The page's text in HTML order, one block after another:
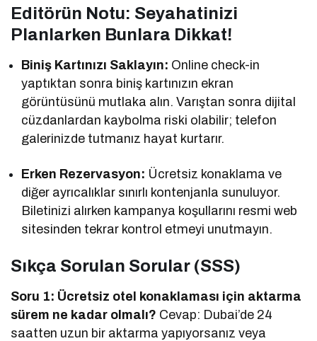
Editörün Notu: Seyahatinizi
Planlarken Bunlara Dikkat!
Biniş Kartınızı Saklayın: Online check-in
yaptıktan sonra biniş kartınızın ekran
görüntüsünü mutlaka alın. Varıştan sonra dijital
cüzdanlardan kaybolma riski olabilir; telefon
galerinizde tutmanız hayat kurtarır.
Erken Rezervasyon: Ücretsiz konaklama ve
diğer ayrıcalıklar sınırlı kontenjanla sunuluyor.
Biletinizi alırken kampanya koşullarını resmi web
sitesinden tekrar kontrol etmeyi unutmayın.
Sıkça Sorulan Sorular (SSS)
Soru 1: Ücretsiz otel konaklaması için aktarma
sürem ne kadar olmalı? Cevap: Dubai’de 24
saatten uzun bir aktarma yapıyorsanız veya